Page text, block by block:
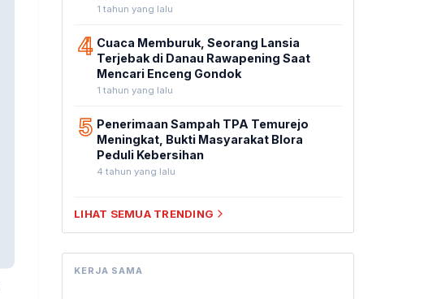
1 tahun yang lalu
4 Cuaca Memburuk, Seorang Lansia
Terjebak di Danau Rawapening Saat
Mencari Enceng Gondok
1 tahun yang lalu
5 Penerimaan Sampah TPA Temurejo
Meningkat, Bukti Masyarakat Blora
Peduli Kebersihan
4 tahun yang lalu
LIHAT SEMUA TRENDING
KERJA SAMA